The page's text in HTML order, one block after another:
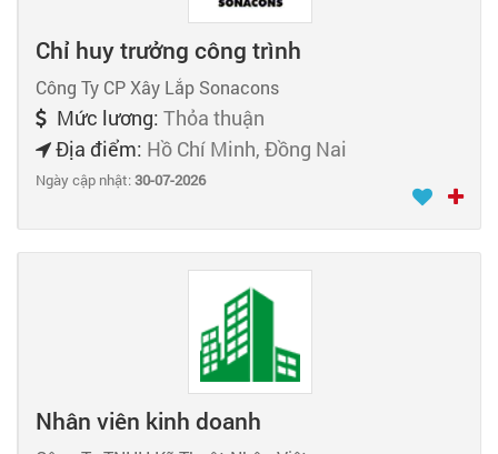
Chỉ huy trưởng công trình
Công Ty CP Xây Lắp Sonacons
Mức lương: Thỏa thuận
Địa điểm: Hồ Chí Minh, Đồng Nai
Ngày cập nhật:30-07-2026
Nhân viên kinh doanh